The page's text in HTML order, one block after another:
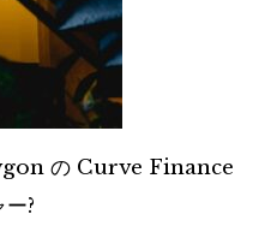
の Curve Finance
?